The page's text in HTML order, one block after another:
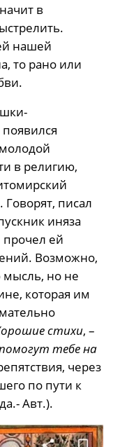
в
нашей
то рано или
в религию,
Говорят, писал
иняза
прочел ей
Возможно,
мысль, но не
которая им
стихи, –
тебе на
через
по пути к
Авт.).